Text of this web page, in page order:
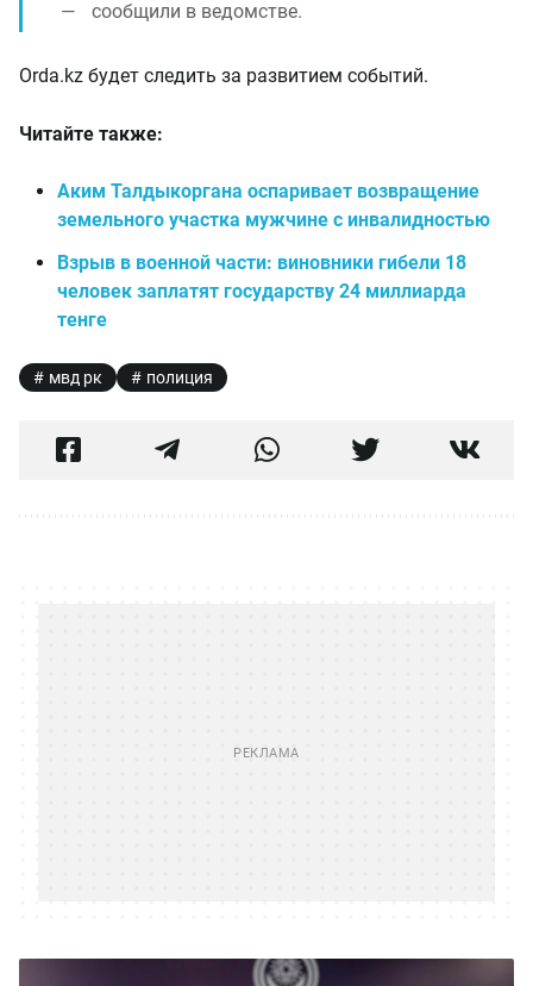
сообщили в ведомстве.
Orda.kz будет следить за развитием событий.
Читайте также:
Аким Талдыкоргана оспаривает возвращение
земельного участка мужчине с инвалидностью
Взрыв в военной части: виновники гибели 18
человек заплатят государству 24 миллиарда
тенге
мвд рк полиция